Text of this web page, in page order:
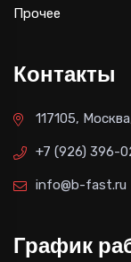
Прочее
Контакты
117105,
+7 (926) 396-
info@b-fast.ru
График